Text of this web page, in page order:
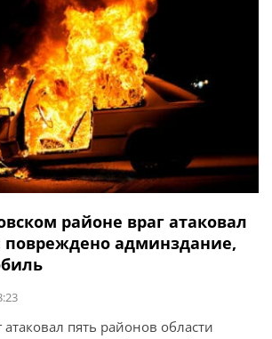
районе враг атаковал
повреждено админздание,
атаковал пять районов области